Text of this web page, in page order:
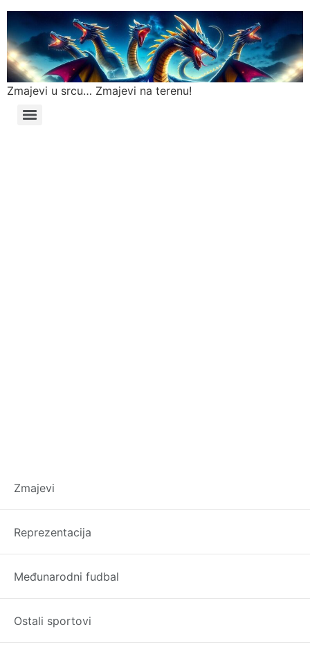
Zmajevi u srcu… Zmajevi na terenu!
Zmajevi
Reprezentacija
Međunarodni fudbal
Ostali sportovi
Irfan Peljto večeras
sudi finale
Konferencijske lige